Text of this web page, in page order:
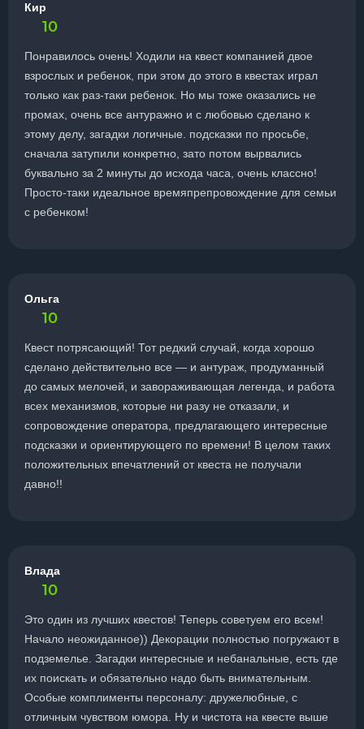
Кир
10
Понравилось очень! Ходили на квест компанией двое
взрослых и ребенок, при этом до этого в квестах играл
только как раз-таки ребенок. Но мы тоже оказались не
промах, очень все антуражно и с любовью сделано к
этому делу, загадки логичные. подсказки по просьбе,
сначала затупили конкретно, зато потом вырвались
буквально за 2 минуты до исхода часа, очень классно!
Просто-таки идеальное времяпрепровождение для семьи
с ребенком!
Ольга
10
Квест потрясающий! Тот редкий случай, когда хорошо
сделано действительно все — и антураж, продуманный
до самых мелочей, и завораживающая легенда, и работа
всех механизмов, которые ни разу не отказали, и
сопровождение оператора, предлагающего интересные
подсказки и ориентирующего по времени! В целом таких
положительных впечатлений от квеста не получали
давно!!
Влада
10
Это один из лучших квестов! Теперь советуем его всем!
Начало неожиданное)) Декорации полностью погружают в
подземелье. Загадки интересные и небанальные, есть где
их поискать и обязательно надо быть внимательным.
Особые комплименты персоналу: дружелюбные, с
отличным чувством юмора. Ну и чистота на квесте выше